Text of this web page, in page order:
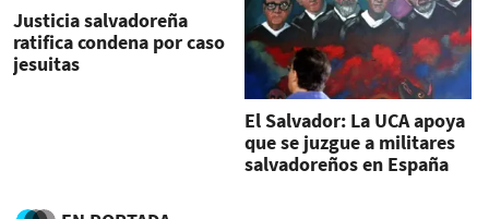
Justicia salvadoreña
ratifica condena por caso
jesuitas
El Salvador: La UCA apoya
que se juzgue a militares
salvadoreños en España